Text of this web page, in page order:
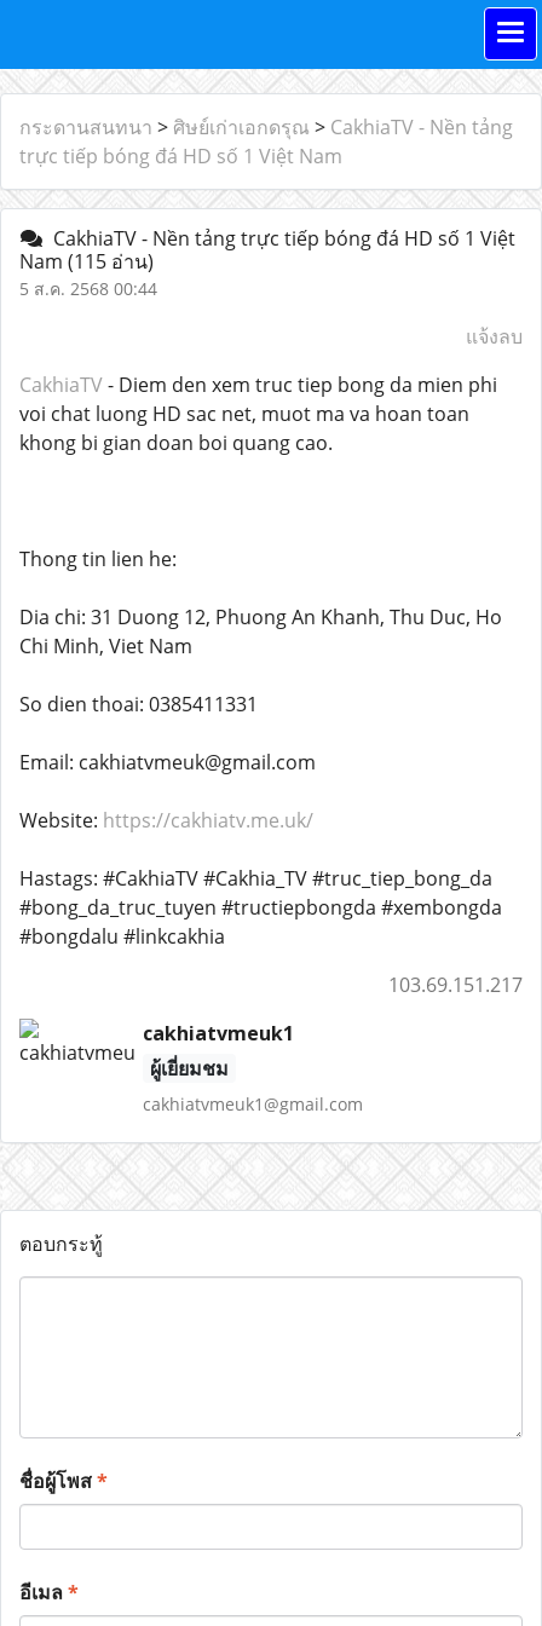
กระดานสนทนา > ศิษย์เก่าเอกดรุณ > CakhiaTV - Nền tảng
trực tiếp bóng đá HD số 1 Việt Nam
CakhiaTV - Nền tảng trực tiếp bóng đá HD số 1 Việt
Nam (115 อ่าน)
5 ส.ค. 2568 00:44
แจ้งลบ
CakhiaTV- Diem den xem truc tiep bong da mien phi
voi chat luong HD sac net, muot ma va hoan toan
khong bi gian doan boi quang cao.
Thong tin lien he:
Dia chi: 31 Duong 12, Phuong An Khanh, Thu Duc, Ho
Chi Minh, Viet Nam
So dien thoai: 0385411331
Email: cakhiatvmeuk@gmail.com
Website: https://cakhiatv.me.uk/
Hastags: #CakhiaTV #Cakhia_TV #truc_tiep_bong_da
#bong_da_truc_tuyen #tructiepbongda #xembongda
#bongdalu #linkcakhia
103.69.151.217
cakhiatvmeuk1
ผู้เยี่ยมชม
cakhiatvmeuk1@gmail.com
ตอบกระทู้
ชื่อผู้โพส*
อีเมล*